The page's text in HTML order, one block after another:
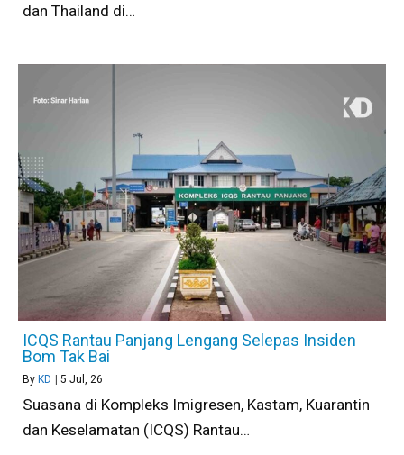
dan Thailand di…
ICQS Rantau Panjang Lengang Selepas Insiden
Bom Tak Bai
By KD 5 Jul, 26
Suasana di Kompleks Imigresen, Kastam, Kuarantin
dan Keselamatan (ICQS) Rantau…